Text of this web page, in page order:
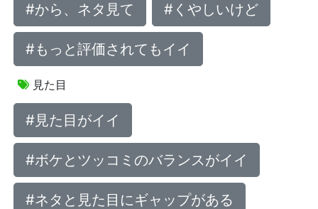
#から、ネタ見て #くやしいけど
#もっと評価されてもイイ
見た目
#見た目がイイ
#ボケとツッコミのバランスがイイ
#ネタと見た目にギャップがある